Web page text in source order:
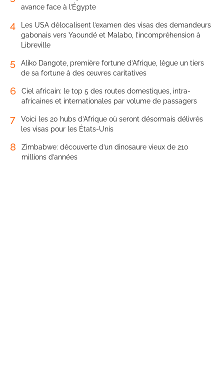
avance face à l’Égypte
4
Les USA délocalisent l’examen des visas des demandeurs
gabonais vers Yaoundé et Malabo, l’incompréhension à
Libreville
5
Aliko Dangote, première fortune d’Afrique, lègue un tiers
de sa fortune à des œuvres caritatives
6
Ciel africain: le top 5 des routes domestiques, intra-
africaines et internationales par volume de passagers
7
Voici les 20 hubs d’Afrique où seront désormais délivrés
les visas pour les États-Unis
8
Zimbabwe: découverte d’un dinosaure vieux de 210
millions d’années